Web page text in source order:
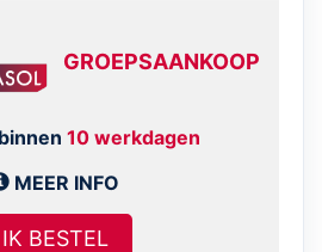
GROEPSAANKOOP
10 werkdagen
MEER INFO
IK BESTEL